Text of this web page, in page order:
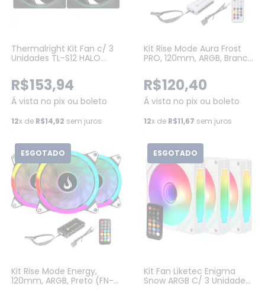
Thermalright Kit Fan c/ 3
Unidades TL-S12 HALO
R$153,94
Á vista no pix ou boleto
12x de R$14,92 sem juros
Kit Rise Mode Aura Frost
PRO, 120mm, ARGB, Branco
R$120,40
Á vista no pix ou boleto
12x de R$11,67 sem juros
ESGOTADO
Kit Rise Mode Energy,
120mm, ARGB, Preto (FN-
ESGOTADO
Kit Fan Liketec Enigma
Snow ARGB C/ 3 Unidades,